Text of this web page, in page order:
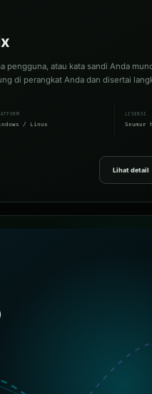
pengguna, atau kata sandi Anda
di perangkat Anda dan disertai
/ Linux
LISENSI
Seumur
Lihat detail